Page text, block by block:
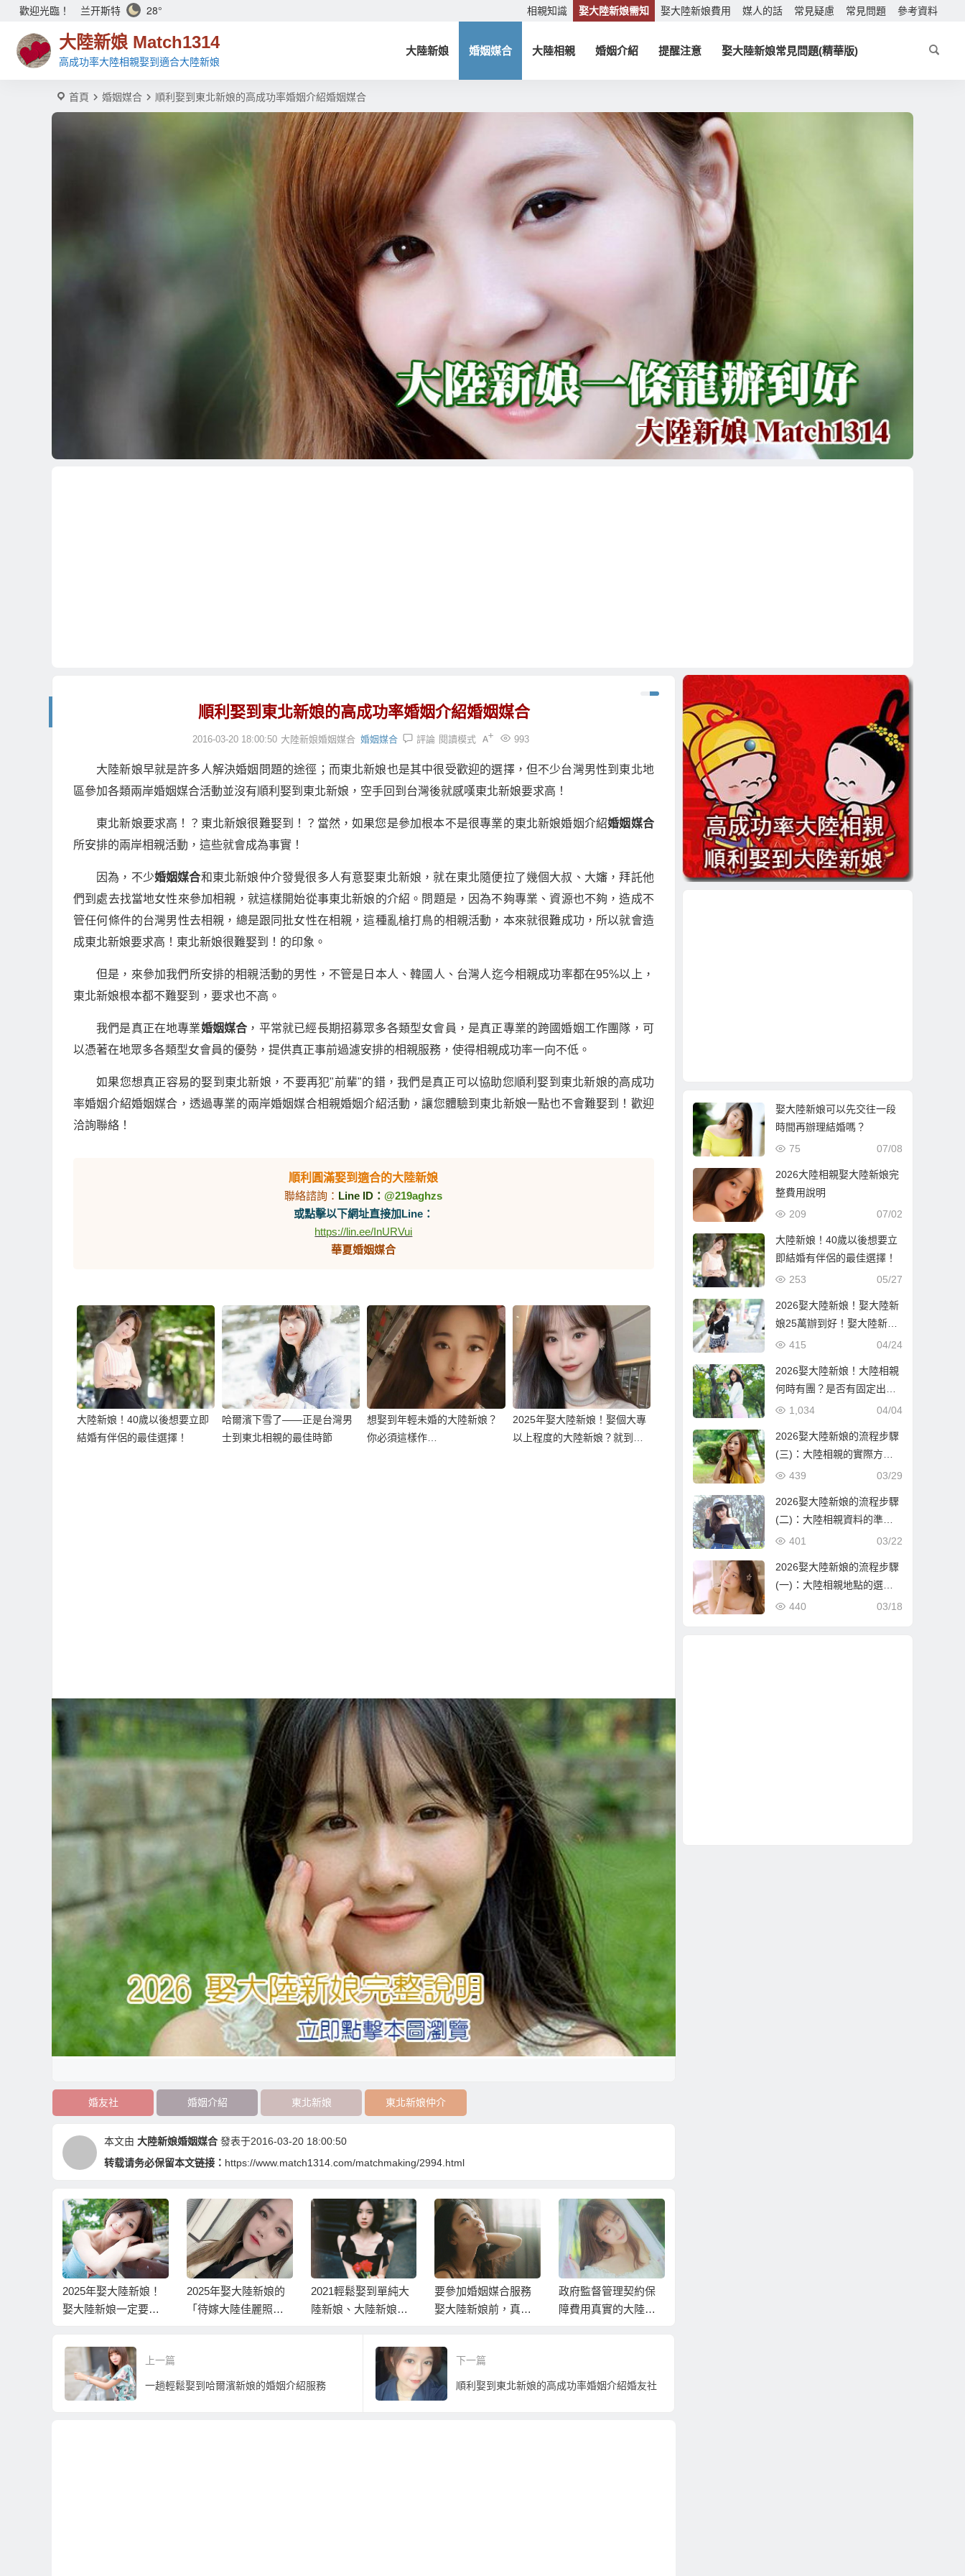
歡迎光臨！ 兰开斯特 28° 相親知識 娶大陸新娘需知 娶大陸新娘費用 媒人的話 常見疑慮 常見問題 參考資料
大陸新娘 Match1314
高成功率大陸相親娶到適合大陸新娘
大陸新娘 婚姻媒合 大陸相親 婚姻介紹 提醒注意 娶大陸新娘常見問題(精華版)
首頁 婚姻媒合 順利娶到東北新娘的高成功率婚姻介紹婚姻媒合
順利娶到東北新娘的高成功率婚姻介紹婚姻媒合
2016-03-20 18:00:50 大陸新娘婚姻媒合 婚姻媒合 評論 993
閱讀模式
大陸新娘早就是許多人解決婚姻問題的途徑；而東北新娘也是其中很受歡迎的選擇，但不少台灣男性到東北地
區參加各類兩岸婚姻媒合活動並沒有順利娶到東北新娘，空手回到台灣後就感嘆東北新娘要求高！
東北新娘要求高！？東北新娘很難娶到！？當然，如果您是參加根本不是很專業的東北新娘婚姻介紹婚姻媒合
所安排的兩岸相親活動，這些就會成為事實！
因為，不少婚姻媒合和東北新娘仲介發覺很多人有意娶東北新娘，就在東北隨便拉了幾個大叔、大嬸，拜託他
們到處去找當地女性來參加相親，就這樣開始從事東北新娘的介紹。問題是，因為不夠專業、資源也不夠，造成不
管任何條件的台灣男性去相親，總是跟同批女性在相親，這種亂槍打鳥的相親活動，本來就很難成功，所以就會造
成東北新娘要求高！東北新娘很難娶到！的印象。
但是，來參加我們所安排的相親活動的男性，不管是日本人、韓國人、台灣人迄今相親成功率都在95%以上，
東北新娘根本都不難娶到，要求也不高。
我們是真正在地專業婚姻媒合 ，平常就已經長期招募眾多各類型女會員，是真正專業的跨國婚姻工作團隊，可
以憑著在地眾多各類型女會員的優勢，提供真正事前過濾安排的相親服務，使得相親成功率一向不低。
如果您想真正容易的娶到東北新娘，不要再犯"前輩"的錯，我們是真正可以協助您順利娶到東北新娘的高成功
率婚姻介紹婚姻媒合，透過專業的兩岸婚姻媒合相親婚姻介紹活動，讓您體驗到東北新娘一點也不會難娶到！歡迎
洽詢聯絡！
順利圓滿娶到適合的大陸新娘
聯絡諮詢： Line ID：@219aghzs
或點擊以下網址直接加Line：
https://lin.ee/InURVui
華夏婚姻媒合
大陸新娘！40歲以後想要立即
結婚有伴侶的最佳選擇！
哈爾濱下雪了——正是台灣男
士到東北相親的最佳時節
想娶到年輕未婚的大陸新娘？
你必須這樣作…
2025年娶大陸新娘！娶個大專
以上程度的大陸新娘？就到大
婚友社 婚姻介紹 東北新娘 東北新娘仲介
本文由 大陸新娘婚姻媒合 發表于2016-03-20 18:00:50
转载请务必保留本文链接： https://www.match1314.com/matchmaking/2994.html
2025年娶大陸新娘的
「待嫁大陸佳麗照
麗資料」！
2021輕鬆娶到單純大
陸新娘、大陸新娘一
要參加婚姻媒合服務
娶大陸新娘前，真正
政府監督管理契約保
障費用真實的大陸新
大陸新娘第一品牌的
高成功率婚姻媒合服
上一篇
一趟輕鬆娶到哈爾濱新娘的婚姻介紹服務
下一篇
順利娶到東北新娘的高成功率婚姻介紹婚友社
娶大陸新娘可以先交往一段
時間再辦理結婚嗎？
07/08
75
2026大陸相親娶大陸新娘完
整費用說明
07/02
209
大陸新娘！40歲以後想要立
即結婚有伴侶的最佳選擇！
05/27
253
2026娶大陸新娘！娶大陸新
娘25萬辦到好！娶大陸新娘
隨便也要60萬！到底差在哪
04/24
415
2026娶大陸新娘！大陸相親
何時有團？是否有固定出團
日期？
04/04
1,034
2026娶大陸新娘的流程步驟
(三)：大陸相親的實際方式
與流程！
03/29
439
2026娶大陸新娘的流程步驟
(二)：大陸相親資料的準備
與報名確認！
03/22
401
2026娶大陸新娘的流程步驟
(一)：大陸相親地點的選
擇！
03/18
440